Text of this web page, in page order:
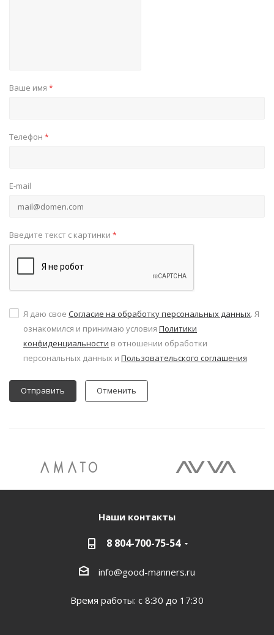
Ваше имя *
Телефон *
E-mail
Введите текст с картинки *
Я даю свое Согласие на обработку персональных данных. Я
ознакомился и принимаю условия Политики
конфиденциальности в отношении обработки
персональных данных и Пользовательского соглашения
Отменить
Наши контакты
8 804-700-75-54
info@good-manners.ru
Время работы: с 8:30 до 17:30